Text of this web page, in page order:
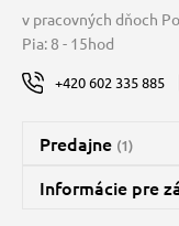
v pracovných dňoch
Pia: 8 - 15hod
+420 602 335 885
Predajne (1)
Predajňa a
Bohužiaľ,
Informácie pre